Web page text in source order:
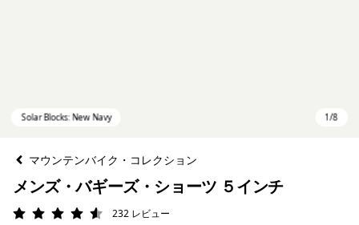
マウンテンバイク・コレクション
メンズ・バギーズ・ショーツ ５インチ
評価: 4.5 / 5232 レビュー